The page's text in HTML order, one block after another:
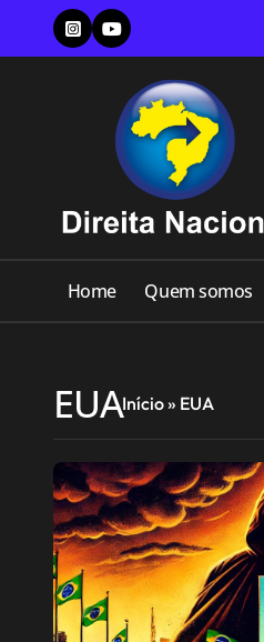
content
Home Quem somos
EUAInício» EUA